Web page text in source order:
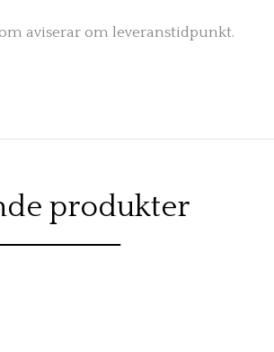
aviserar om leveranstidpunkt.
produkter